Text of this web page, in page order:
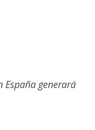
España generará